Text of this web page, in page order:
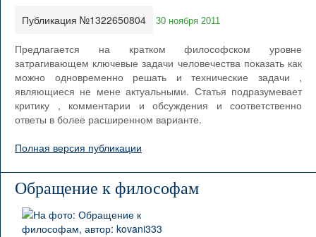
Публикация №1322650804 30 ноября 2011
Предлагается на кратком философском уровне
затрагивающем ключевые задачи человечества показать как
можно одновременно решать и технические задачи ,
являющиеся не мене актуальными. Статья подразумевает
критику , комментарии и обсуждения и соответственно
ответы в более расширенном варианте.
Полная версия публикации
Обращение к философам